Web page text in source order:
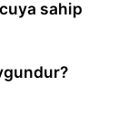
sahip